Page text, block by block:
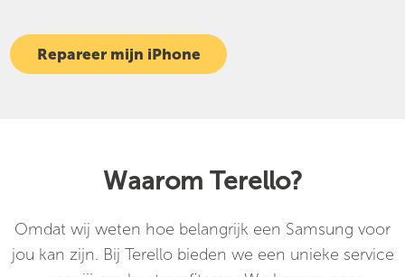
Repareer mijn iPhone
Waarom Terello?
Omdat wij weten hoe belangrijk een Samsung voor
jou kan zijn. Bij Terello bieden we een unieke service